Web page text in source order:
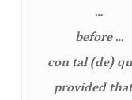
…
before …
con tal (de)
provided